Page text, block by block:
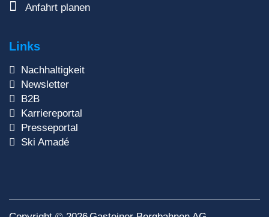
Anfahrt planen
Links
Nachhaltigkeit
Newsletter
B2B
Karriereportal
Presseportal
Ski Amadé